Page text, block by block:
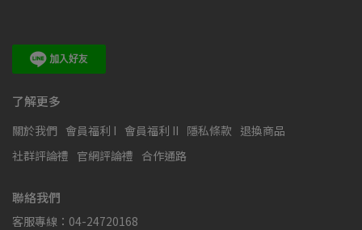
了解更多
關於我們 會員福利 I 會員福利 II 隱私條款 退換商品
社群評論禮 官網評論禮 合作通路
聯絡我們
客服專線：04-24720168